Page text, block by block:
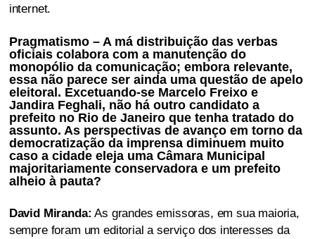
internet.
Pragmatismo – A má distribuição das verbas
oficiais colabora com a manutenção do
monopólio da comunicação; embora relevante,
essa não parece ser ainda uma questão de apelo
eleitoral. Excetuando-se Marcelo Freixo e
Jandira Feghali, não há outro candidato a
prefeito no Rio de Janeiro que tenha tratado do
assunto. As perspectivas de avanço em torno da
democratização da imprensa diminuem muito
caso a cidade eleja uma Câmara Municipal
majoritariamente conservadora e um prefeito
alheio à pauta?
David Miranda: As grandes emissoras, em sua maioria,
sempre foram um editorial a serviço dos interesses da